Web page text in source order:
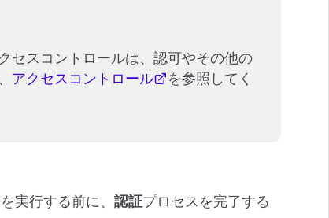
セスコントロールは、認可やその他の
アクセスコントロール
を参照してく
実行する前に、 認証プロセスを完了する